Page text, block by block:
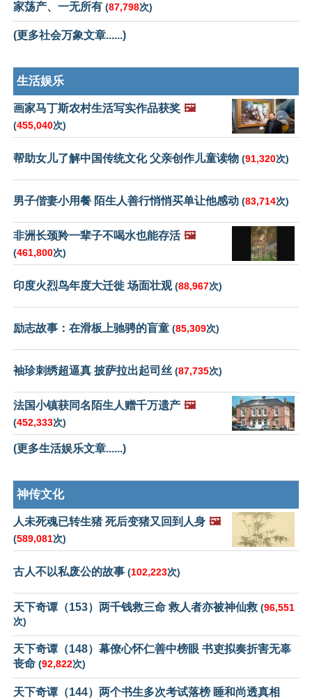
家荡产、一无所有 (87,798次)
(更多社会万象文章......)
生活娱乐
画家马丁斯农村生活写实作品获奖 🖼️
(455,040次)
帮助女儿了解中国传统文化 父亲创作儿童读物 (91,320次)
男子偕妻小用餐 陌生人善行悄悄买单让他感动 (83,714次)
非洲长颈羚一辈子不喝水也能存活 🖼️
(461,800次)
印度火烈鸟年度大迁徙 场面壮观(88,967次)
励志故事：在滑板上驰骋的盲童 (85,309次)
袖珍刺绣超逼真 披萨拉出起司丝 (87,735次)
法国小镇获同名陌生人赠千万遗产 🖼️
(452,333次)
(更多生活娱乐文章......)
神传文化
人未死魂已转生猪 死后变猪又回到人身 🖼️
(589,081次)
古人不以私废公的故事 (102,223次)
天下奇谭（153）两千钱救三命 救人者亦被神仙救 (96,551
次)
天下奇谭（148）幕僚心怀仁善中榜眼 书吏拟奏折害无辜
丧命 (92,822次)
天下奇谭（144）两个书生多次考试落榜 睡和尚透真相